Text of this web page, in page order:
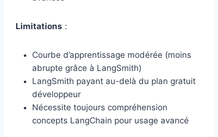
Limitations :
Courbe d’apprentissage modérée (moins
abrupte grâce à LangSmith)
LangSmith payant au-delà du plan gratuit
développeur
Nécessite toujours compréhension
concepts LangChain pour usage avancé